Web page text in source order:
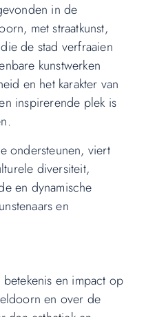
in de
met straatkunst,
de stad verfraaien
kunstwerken
en het karakter van
inspirerende plek is
ondersteunen, viert
diversiteit,
en dynamische
en
en impact op
en over de